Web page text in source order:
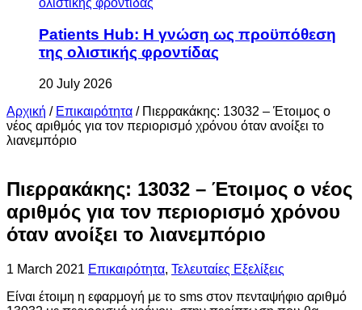
Patients Hub: Η γνώση ως προϋπόθεση
της ολιστικής φροντίδας
20 July 2026
Αρχική / Επικαιρότητα / Πιερρακάκης: 13032 – Έτοιμος ο
νέος αριθμός για τον περιορισμό χρόνου όταν ανοίξει το
λιανεμπόριο
Πιερρακάκης: 13032 – Έτοιμος ο νέος
αριθμός για τον περιορισμό χρόνου
όταν ανοίξει το λιανεμπόριο
1 March 2021 Επικαιρότητα, Τελευταίες Εξελίξεις
Είναι έτοιμη η εφαρμογή με το sms στον πενταψήφιο αριθμό